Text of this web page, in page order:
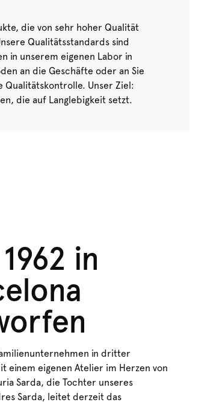
die von sehr hoher Qualität
Qualitätsstandards sind
in unserem eigenen Labor in
an die Geschäfte oder an Sie
Qualitätskontrolle. Unser Ziel:
die auf Langlebigkeit setzt.
in
in dritter
einem eigenen Atelier im Herzen von
Sarda, die Tochter unseres
Sarda, leitet derzeit das